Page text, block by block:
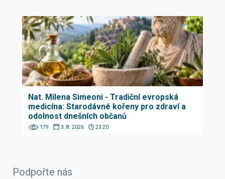
Nat. Milena Simeoni - Tradiční evropská
medicína: Starodávné kořeny pro zdraví a
odolnost dnešních občanů
179 3. 8. 2026 23:20
Podpořte nás